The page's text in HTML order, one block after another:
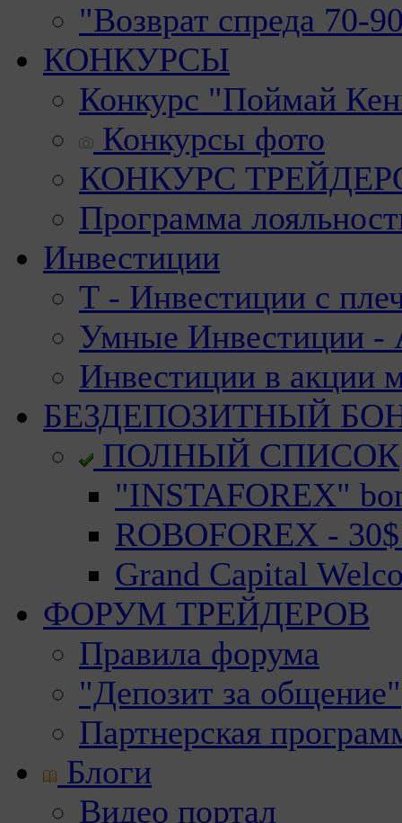
"Возврат спреда 70-
КОНКУРСЫ
Конкурс "Поймай
Конкурсы фото
КОНКУРС
Программа
Инвестиции
Т - Инвестиции с
Умные Инвестиции -
Инвестиции в акции
БЕЗДЕПОЗИТНЫЙ
ПОЛНЫЙ СПИСОК
"INSTAFOREX"
ROBOFOREX -
Grand Capital
ФОРУМ ТРЕЙДЕРОВ
Правила форума
"Депозит за общение"
Партнерская
Блоги
Видео портал